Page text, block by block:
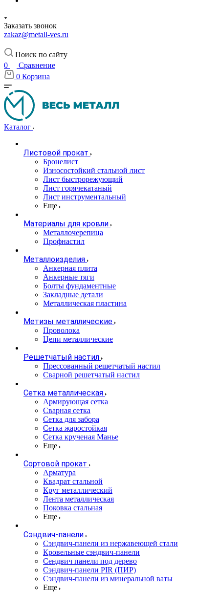
Заказать звонок
zakaz@metall-ves.ru
Поиск по сайту
0
Сравнение
0 Корзина
Каталог
Листовой прокат
Бронелист
Износостойкий стальной лист
Лист быстрорежующий
Лист горячекатаный
Лист инструментальный
Еще
Материалы для кровли
Металлочерепица
Профнастил
Металлоизделия
Анкерная плита
Анкерные тяги
Болты фундаментные
Закладные детали
Металлическая пластина
Метизы металлические
Проволока
Цепи металлические
Решетчатый настил
Прессованный решетчатый настил
Сварной решетчатый настил
Сетка металлическая
Армирующая сетка
Сварная сетка
Сетка для забора
Сетка жаростойкая
Сетка крученая Манье
Еще
Сортовой прокат
Арматура
Квадрат стальной
Круг металлический
Лента металлическая
Поковка стальная
Еще
Сэндвич-панели
Cэндвич-панели из нержавеющей стали
Кровельные сэндвич-панели
Сендвич панели под дерево
Сэндвич-панели PIR (ПИР)
Сэндвич-панели из минеральной ваты
Еще